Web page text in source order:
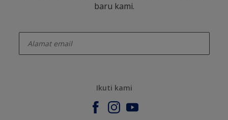
baru kami.
Ikuti kami